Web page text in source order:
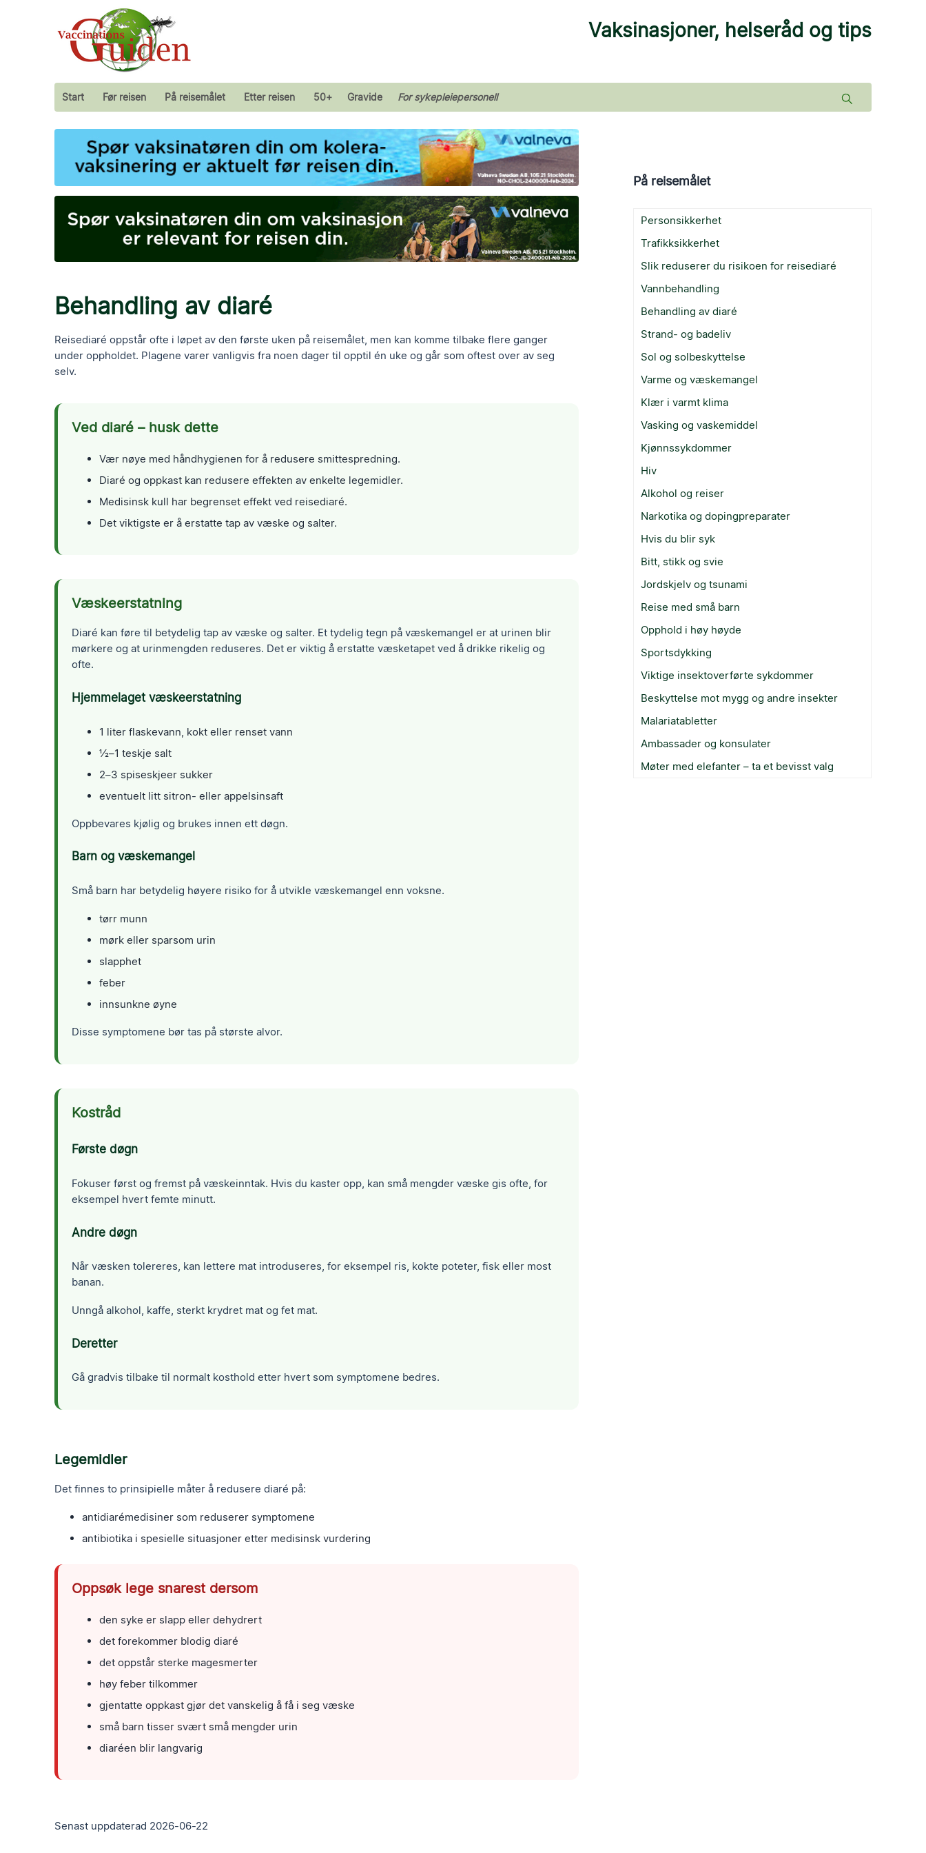
Vaksinasjoner, helseråd og tips
Start Før reisen På reisemålet Etter reisen 50+ Gravide For sykepleiepersonell
Behandling av diaré
Reisediaré oppstår ofte i løpet av den første uken på reisemålet, men kan komme tilbake flere ganger
under oppholdet. Plagene varer vanligvis fra noen dager til opptil én uke og går som oftest over av seg
selv.
Ved diaré – husk dette
Vær nøye med håndhygienen for å redusere smittespredning.
Diaré og oppkast kan redusere effekten av enkelte legemidler.
Medisinsk kull har begrenset effekt ved reisediaré.
Det viktigste er å erstatte tap av væske og salter.
Væskeerstatning
Diaré kan føre til betydelig tap av væske og salter. Et tydelig tegn på væskemangel er at urinen blir
mørkere og at urinmengden reduseres. Det er viktig å erstatte væsketapet ved å drikke rikelig og
ofte.
Hjemmelaget væskeerstatning
1 liter flaskevann, kokt eller renset vann
½–1 teskje salt
2–3 spiseskjeer sukker
eventuelt litt sitron- eller appelsinsaft
Oppbevares kjølig og brukes innen ett døgn.
Barn og væskemangel
Små barn har betydelig høyere risiko for å utvikle væskemangel enn voksne.
tørr munn
mørk eller sparsom urin
slapphet
feber
innsunkne øyne
Disse symptomene bør tas på største alvor.
Kostråd
Første døgn
Fokuser først og fremst på væskeinntak. Hvis du kaster opp, kan små mengder væske gis ofte, for
eksempel hvert femte minutt.
Andre døgn
Når væsken tolereres, kan lettere mat introduseres, for eksempel ris, kokte poteter, fisk eller most
banan.
Unngå alkohol, kaffe, sterkt krydret mat og fet mat.
Deretter
Gå gradvis tilbake til normalt kosthold etter hvert som symptomene bedres.
Legemidler
Det finnes to prinsipielle måter å redusere diaré på:
antidiarémedisiner som reduserer symptomene
antibiotika i spesielle situasjoner etter medisinsk vurdering
Oppsøk lege snarest dersom
den syke er slapp eller dehydrert
det forekommer blodig diaré
det oppstår sterke magesmerter
høy feber tilkommer
gjentatte oppkast gjør det vanskelig å få i seg væske
små barn tisser svært små mengder urin
diaréen blir langvarig
Senast uppdaterad 2026-06-22
På reisemålet
Personsikkerhet
Trafikksikkerhet
Slik reduserer du risikoen for reisediaré
Vannbehandling
Behandling av diaré
Strand- og badeliv
Sol og solbeskyttelse
Varme og væskemangel
Klær i varmt klima
Vasking og vaskemiddel
Kjønnssykdommer
Hiv
Alkohol og reiser
Narkotika og dopingpreparater
Hvis du blir syk
Bitt, stikk og svie
Jordskjelv og tsunami
Reise med små barn
Opphold i høy høyde
Sportsdykking
Viktige insektoverførte sykdommer
Beskyttelse mot mygg og andre insekter
Malariatabletter
Ambassader og konsulater
Møter med elefanter – ta et bevisst valg